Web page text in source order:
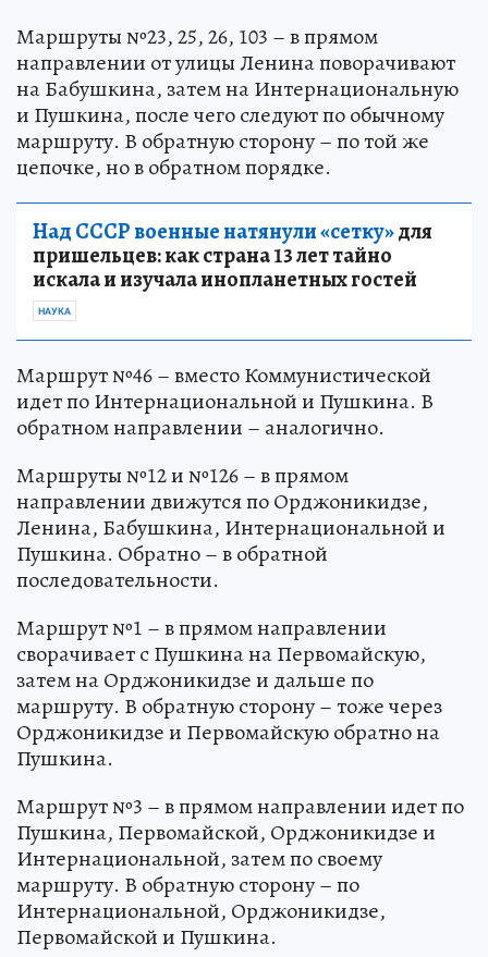
Маршруты №23, 25, 26, 103 – в прямом
направлении от улицы Ленина поворачивают
на Бабушкина, затем на Интернациональную
и Пушкина, после чего следуют по обычному
маршруту. В обратную сторону – по той же
цепочке, но в обратном порядке.
Над СССР военные натянули «сетку»для
пришельцев: как страна 13 лет тайно
искала и изучала инопланетных гостей
НАУКА
Маршрут №46 – вместо Коммунистической
идет по Интернациональной и Пушкина. В
обратном направлении – аналогично.
Маршруты №12 и №126 – в прямом
направлении движутся по Орджоникидзе,
Ленина, Бабушкина, Интернациональной и
Пушкина. Обратно – в обратной
последовательности.
Маршрут №1 – в прямом направлении
сворачивает с Пушкина на Первомайскую,
затем на Орджоникидзе и дальше по
маршруту. В обратную сторону – тоже через
Орджоникидзе и Первомайскую обратно на
Пушкина.
Маршрут №3 – в прямом направлении идет по
Пушкина, Первомайской, Орджоникидзе и
Интернациональной, затем по своему
маршруту. В обратную сторону – по
Интернациональной, Орджоникидзе,
Первомайской и Пушкина.